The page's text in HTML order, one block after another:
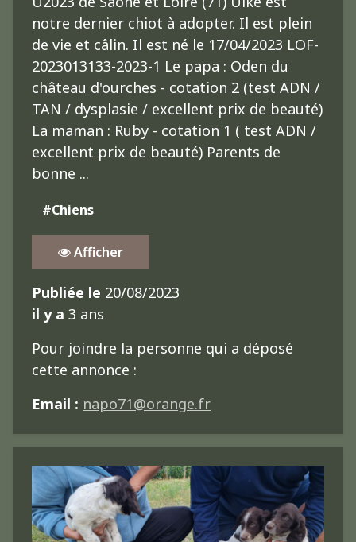
notre dernier chiot à adopter. Il est plein
de vie et câlin. Il est né le 17/04/2023 LOF-
2023013133-2023-1 Le papa : Oden du
château d'ourches - cotation 2 (test ADN /
TAN / dysplasie / excellent prix de beauté)
La maman : Ruby - cotation 1 ( test ADN /
excellent prix de beauté) Parents de
bonne ...
#Chiens
Afficher
Publiée le 20/08/2023
il y a 3 ans
Pour joindre la personne qui a déposé
cette annonce :
Email : napo71@orange.fr